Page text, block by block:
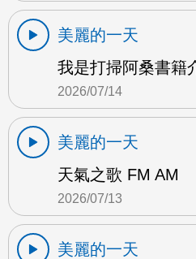
美麗的一天
我是打掃阿桑書籍
2026/07/14
美麗的一天
天氣之歌 FM AM
2026/07/13
美麗的一天